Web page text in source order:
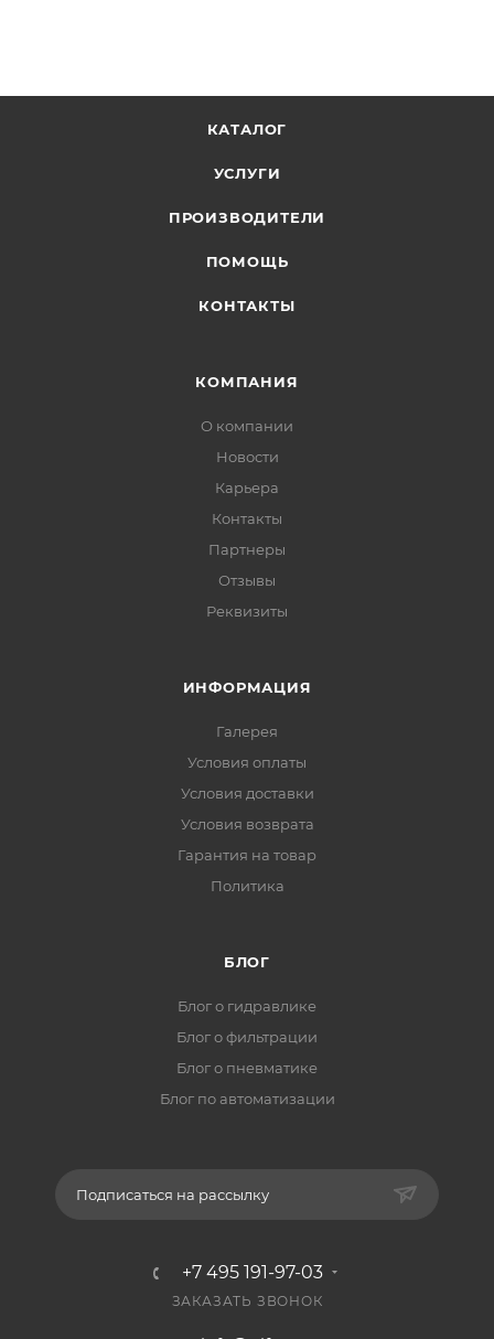
КАТАЛОГ
УСЛУГИ
ПРОИЗВОДИТЕЛИ
ПОМОЩЬ
КОНТАКТЫ
КОМПАНИЯ
О компании
Новости
Карьера
Контакты
Партнеры
Отзывы
Реквизиты
ИНФОРМАЦИЯ
Галерея
Условия оплаты
Условия доставки
Условия возврата
Гарантия на товар
Политика
БЛОГ
Блог о гидравлике
Блог о фильтрации
Блог о пневматике
Блог по автоматизации
Подписаться на рассылку
+7 495 191-97-03
ЗАКАЗАТЬ ЗВОНОК